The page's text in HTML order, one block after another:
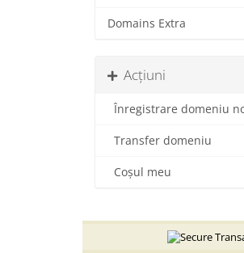
Domains Extra
Acțiuni
Înregistrare domeniu
Transfer domeniu
Coșul meu